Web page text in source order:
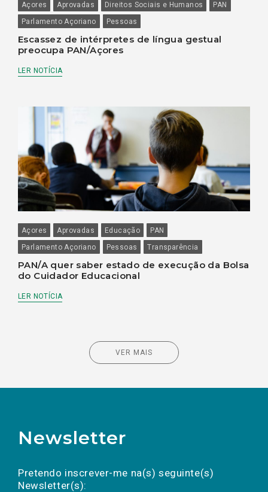
Açores Aprovadas Direitos Sociais e Humanos
PAN
Parlamento Açoriano
Pessoas
Escassez de intérpretes de língua gestual
preocupa PAN/Açores
LER NOTÍCIA
Açores Aprovadas Educação
PAN
Parlamento Açoriano
Pessoas Transparência
PAN/A quer saber estado de execução da Bolsa
do Cuidador Educacional
LER NOTÍCIA
VER MAIS
Newsletter
Pretendo inscrever-me na(s) seguinte(s)
Newsletter(s):
a(s) newsletter(s).
mail